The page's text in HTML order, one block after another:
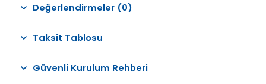
Değerlendirmeler (0)
Taksit Tablosu
Güvenli Kurulum Rehberi